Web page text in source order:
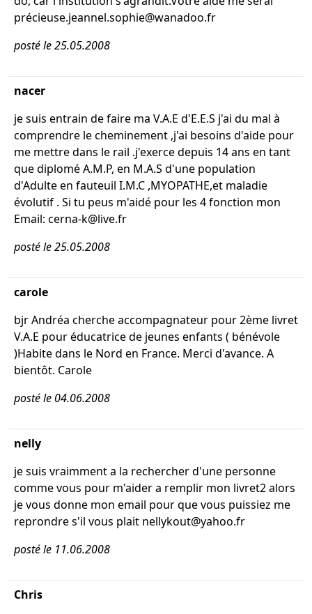
précieuse.jeannel.sophie@wanadoo.fr
posté le 25.05.2008
nacer
je suis entrain de faire ma V.A.E d'E.E.S j'ai du mal à
comprendre le cheminement ,j'ai besoins d'aide pour
me mettre dans le rail .j'exerce depuis 14 ans en tant
que diplomé A.M.P, en M.A.S d'une population
d'Adulte en fauteuil I.M.C ,MYOPATHE,et maladie
évolutif . Si tu peus m'aidé pour les 4 fonction mon
Email: cerna-k@live.fr
posté le 25.05.2008
carole
bjr Andréa cherche accompagnateur pour 2ème livret
V.A.E pour éducatrice de jeunes enfants ( bénévole
)Habite dans le Nord en France. Merci d'avance. A
bientôt. Carole
posté le 04.06.2008
nelly
je suis vraimment a la rechercher d'une personne
comme vous pour m'aider a remplir mon livret2 alors
je vous donne mon email pour que vous puissiez me
reprondre s'il vous plait nellykout@yahoo.fr
posté le 11.06.2008
Chris